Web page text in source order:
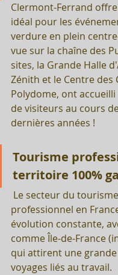
Clermont-Ferrand
idéal pour les
verdure en plein
vue sur la chaîne des
sites, la Grande Halle
Zénith et le Centre des
Polydome, ont
de visiteurs au cours
dernières années !
Tourisme
territoire 100%
professionnel en
évolution constante,
comme Île-de-France
qui attirent une
voyages liés au travail.